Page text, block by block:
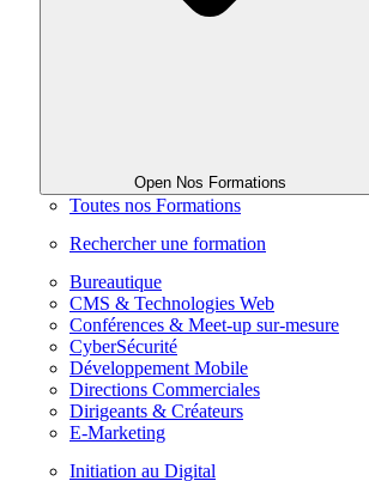
Open Nos Formations
Toutes nos Formations
Rechercher une formation
Bureautique
CMS & Technologies Web
Conférences & Meet-up sur-mesure
CyberSécurité
Développement Mobile
Directions Commerciales
Dirigeants & Créateurs
E-Marketing
Initiation au Digital